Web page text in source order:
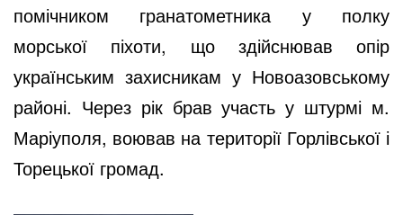
помічником гранатометника у полку
морської піхоти, що здійснював опір
українським захисникам у Новоазовському
районі. Через рік брав участь у штурмі м.
Маріуполя, воював на території Горлівської і
Торецької громад.